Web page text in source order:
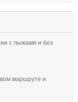
с лыжами и без
маршруте и